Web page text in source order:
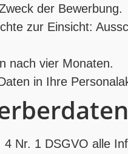
der Bewerbung.
zur Einsicht:
nach vier Monaten.
in Ihre
Nr. 1 DSGVO alle